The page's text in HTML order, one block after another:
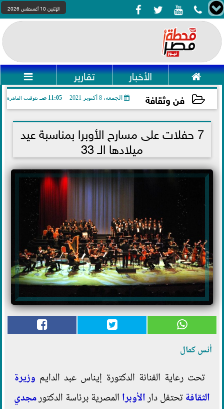
    الإثنين 10 أغسطس 2026
 الأخبار تقارير 
فن وثقافة الجمعة، 8 أكتوبر 2021 11:05 صـ بتوقيت القاهرة
2021-10-08 11:05:067 حفلات على مسارح الأوبرا بمناسبة عيد
ميلادها الـ 33
أنس كمال
تحت رعاية الفنانة الدكتورة إيناس عبد الدايم وزيرة
الثقافةتحتفل دارالأوبرا المصرية برئاسة الدكتورمجدي